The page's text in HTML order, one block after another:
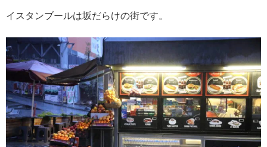
イスタンブールは坂だらけの街です。